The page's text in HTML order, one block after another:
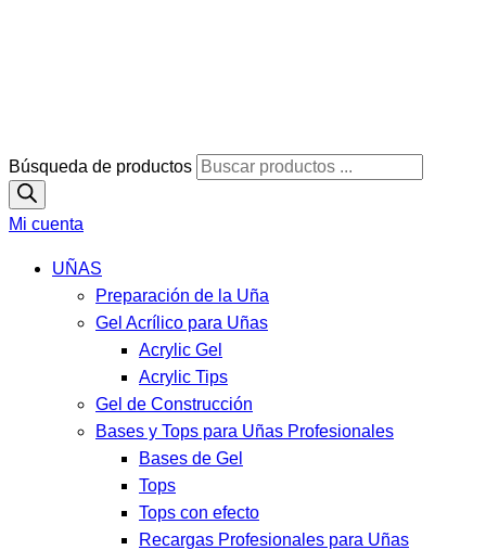
Búsqueda de productos
Mi cuenta
UÑAS
Preparación de la Uña
Gel Acrílico para Uñas
Acrylic Gel
Acrylic Tips
Gel de Construcción
Bases y Tops para Uñas Profesionales
Bases de Gel
Tops
Tops con efecto
Recargas Profesionales para Uñas